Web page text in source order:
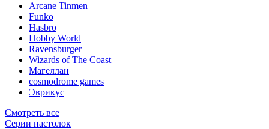
Arcane Tinmen
Funko
Hasbro
Hobby World
Ravensburger
Wizards of The Coast
Магеллан
сosmodrome games
Эврикус
Смотреть все
Серии настолок